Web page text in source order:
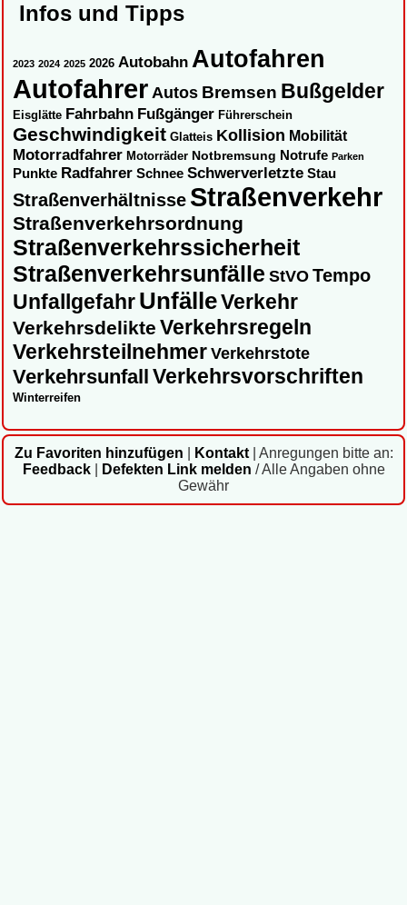
Infos und Tipps
2023 2024 2025 2026 Autobahn Autofahren
AutofahrerAutos Bremsen Bußgelder
Eisglätte Fahrbahn Fußgänger Führerschein
Geschwindigkeit Glatteis Kollision Mobilität
Motorradfahrer Motorräder Notbremsung Notrufe Parken
Punkte Radfahrer Schnee Schwerverletzte Stau
Straßenverhältnisse Straßenverkehr
Straßenverkehrsordnung
Straßenverkehrssicherheit
Straßenverkehrsunfälle StVOTempo
UnfallgefahrUnfälleVerkehr
Verkehrsdelikte Verkehrsregeln
Verkehrsteilnehmer Verkehrstote
Verkehrsunfall Verkehrsvorschriften
Winterreifen
Zu Favoriten hinzufügen Kontakt| Anregungen bitte an:
Feedback| Defekten Link melden / Alle Angaben ohne
Gewähr